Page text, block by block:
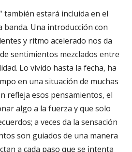
también estará incluida en el
banda. Una introducción con
y ritmo acelerado nos da
sentimientos mezclados entre
Lo vivido hasta la fecha, ha
en una situación de muchas
refleja esos pensamientos, el
algo a la fuerza y que solo
a veces da la sensación
son guiados de una manera
a cada paso que se intenta